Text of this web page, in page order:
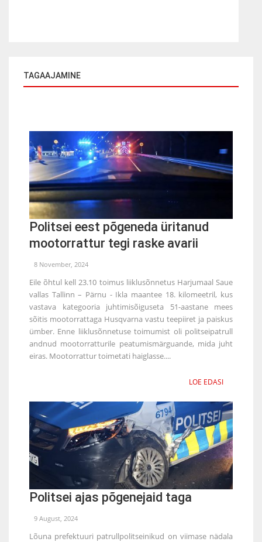
TAGAAJAMINE
Politsei eest põgeneda üritanud
mootorrattur tegi raske avarii
8 November, 2024
Eile õhtul kell 23.10 toimus liiklusõnnetus Harjumaal Saue
vallas Tallinn – Pärnu - Ikla maantee 18. kilomeetril, kus
vastava kategooria juhtimisõiguseta 51-aastane mees
sõitis mootorrattaga Husqvarna vastu teepiiret ja paiskus
ümber. Enne liiklusõnnetuse toimumist oli politseipatrull
andnud mootorratturile peatumismärguande, mida juht
eiras. Mootorrattur toimetati haiglasse....
LOE EDASI
Politsei ajas põgenejaid taga
9 August, 2024
Lõuna prefektuuri patrullpolitseinikud on viimase nädala